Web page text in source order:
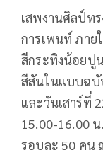
เสพงานศิลป์ท
การเพนท์ ภาย
สีกระทิงน้อยปู
สีสันในแบบฉบั
และวันเสาร์ที่
15.00-16.00
รอบละ 50 คน